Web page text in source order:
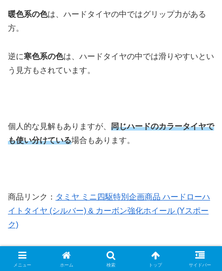
暖色系の色は、ハードタイヤの中ではグリップ力がある
方。
逆に寒色系の色は、ハードタイヤの中では滑りやすいとい
う見方もされています。
個人的な見解もありますが、 同じハードのカラータイヤで
も使い分けている場合もあります。
商品リンク： タミヤ ミニ四駆特別企画商品 ハードローハ
イトタイヤ (シルバー) & カーボン強化ホイール (Yスポー
ク)
メニュー ホーム 検索 トップ サイドバー